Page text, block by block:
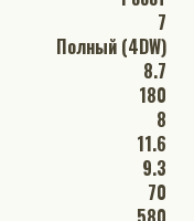
7
Полный (4DW)
8.7
180
8
11.6
9.3
70